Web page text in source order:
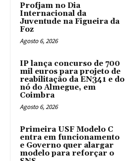
Profjam no Dia
Internacional da
Juventude na Figueira da
Foz
Agosto 6, 2026
IP lança concurso de 700
mil euros para projeto de
reabilitação da EN341 e do
nó do Almegue, em
Coimbra
Agosto 6, 2026
Primeira USF Modelo C
entra em funcionamento
e Governo quer alargar
modelo para reforçar o